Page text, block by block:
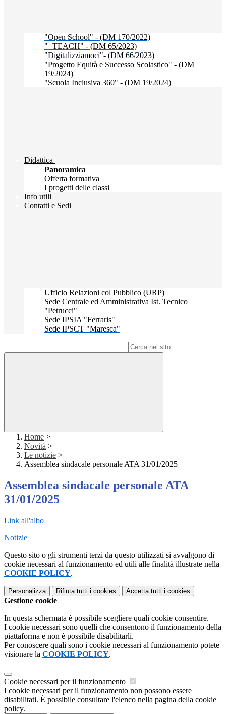
"Open School" - (DM 170/2022)
"+TEACH" - (DM 65/2023)
"Digitalizziamoci"- (DM 66/2023)
"Progetto Equità e Successo Scolastico" - (DM
19/2024)
"Scuola Inclusiva 360" - (DM 19/2024)
Didattica
Panoramica
Offerta formativa
I progetti delle classi
Info utili
Contatti e Sedi
Ufficio Relazioni col Pubblico (URP)
Sede Centrale ed Amministrativa Ist. Tecnico
"Petrucci"
Sede IPSIA "Ferraris"
Sede IPSCT "Maresca"
Home >
Novità >
Le notizie >
Assemblea sindacale personale ATA 31/01/2025
Assemblea sindacale personale ATA
31/01/2025
Link all'albo
Notizie
Questo sito o gli strumenti terzi da questo utilizzati si avvalgono di
cookie necessari al funzionamento ed utili alle finalità illustrate nella
COOKIE POLICY.
Personalizza Rifiuta tutti i cookies Accetta tutti i cookies
Gestione cookie
In questa schermata è possibile scegliere quali cookie consentire.
I cookie necessari sono quelli che consentono il funzionamento della
piattaforma e non è possibile disabilitarli.
Per conoscere quali sono i cookie necessari al funzionamento potete
visionare la COOKIE POLICY.
Cookie necessari per il funzionamento
I cookie necessari per il funzionamento non possono essere
disabilitati. È possibile consultare l'elenco nella pagina della cookie
policy.